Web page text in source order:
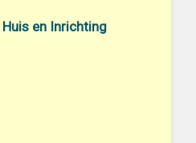
Huis en Inrichting